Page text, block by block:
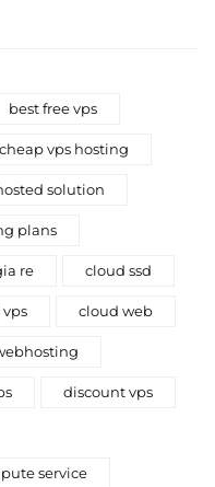
best free vps
cheap vps hosting
solution
plans
re cloud ssd
cloud web
discount vps
service